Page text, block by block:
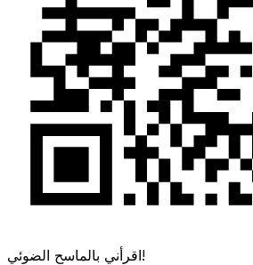
اقرأني بالماسح الضوئي!